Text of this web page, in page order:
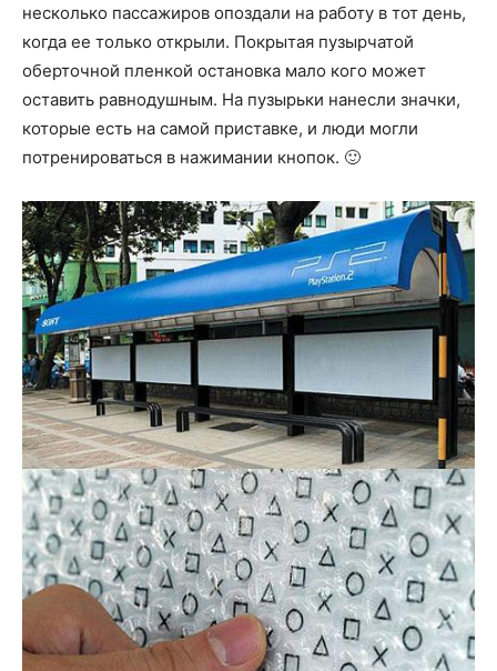
несколько пассажиров опоздали на работу в тот день,
когда ее только открыли. Покрытая пузырчатой
оберточной пленкой остановка мало кого может
оставить равнодушным. На пузырьки нанесли значки,
которые есть на самой приставке, и люди могли
потренироваться в нажимании кнопок. 🙂